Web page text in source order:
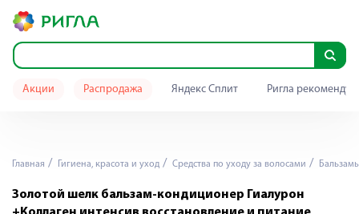
Акции Распродажа Яндекс Сплит Ригла
Главная Гигиена, красота и уход Средства по уходу за волосами
Золотой шелк бальзам-кондиционер Гиалурон